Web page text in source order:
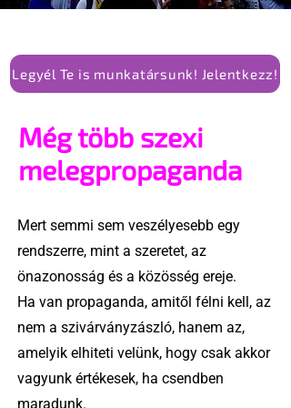
Legyél Te is munkatársunk! Jelentkezz!
Még több szexi
melegpropaganda
Mert semmi sem veszélyesebb egy
rendszerre, mint a szeretet, az
önazonosság és a közösség ereje.
Ha van propaganda, amitől félni kell, az
nem a szivárványzászló, hanem az,
amelyik elhiteti velünk, hogy csak akkor
vagyunk értékesek, ha csendben
maradunk.